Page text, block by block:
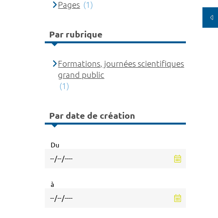
Pages (1)
Par rubrique
Formations, journées scientifiques
grand public
(1)
Par date de création
Du
à